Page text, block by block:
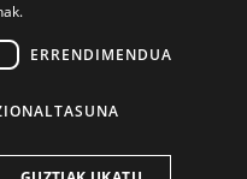
2026ko mar. 1a
ERRENDIMENDUA